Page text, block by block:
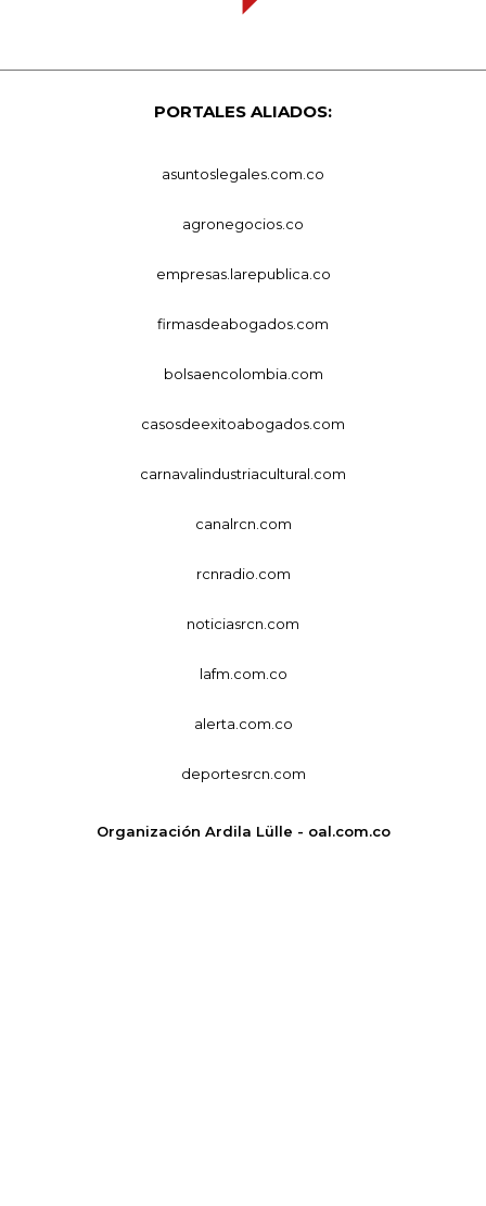
PORTALES ALIADOS:
asuntoslegales.com.co
agronegocios.co
empresas.larepublica.co
firmasdeabogados.com
bolsaencolombia.com
casosdeexitoabogados.com
carnavalindustriacultural.com
canalrcn.com
rcnradio.com
noticiasrcn.com
lafm.com.co
alerta.com.co
deportesrcn.com
Organización Ardila Lülle - oal.com.co